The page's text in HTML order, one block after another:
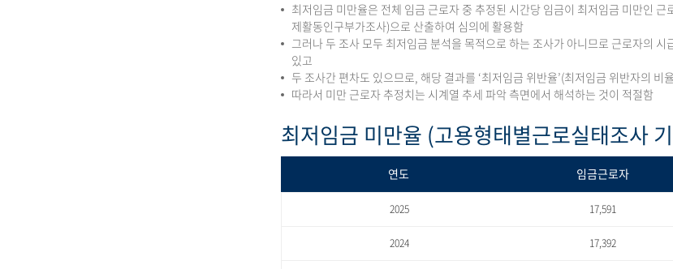
최저임금 미만율은 전체 임금 근로자 중 추정된 시간당 임금이 최저임금 미만인
제활동인구부가조사)으로 산출하여 심의에 활용함
그러나 두 조사 모두 최저임금 분석을 목적으로 하는 조사가 아니므로 근로자의
있고
두 조사간 편차도 있으므로, 해당 결과를 ‘최저임금 위반율’(최저임금 위반자의 비
따라서 미만 근로자 추정치는 시계열 추세 파악 측면에서 해석하는 것이 적절함
최저임금 미만율 (고용형태별근로실태조사
연도 임금근로자
2025 17,591
2024 17,392